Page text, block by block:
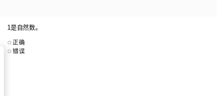
1是自然数。
正确
错误